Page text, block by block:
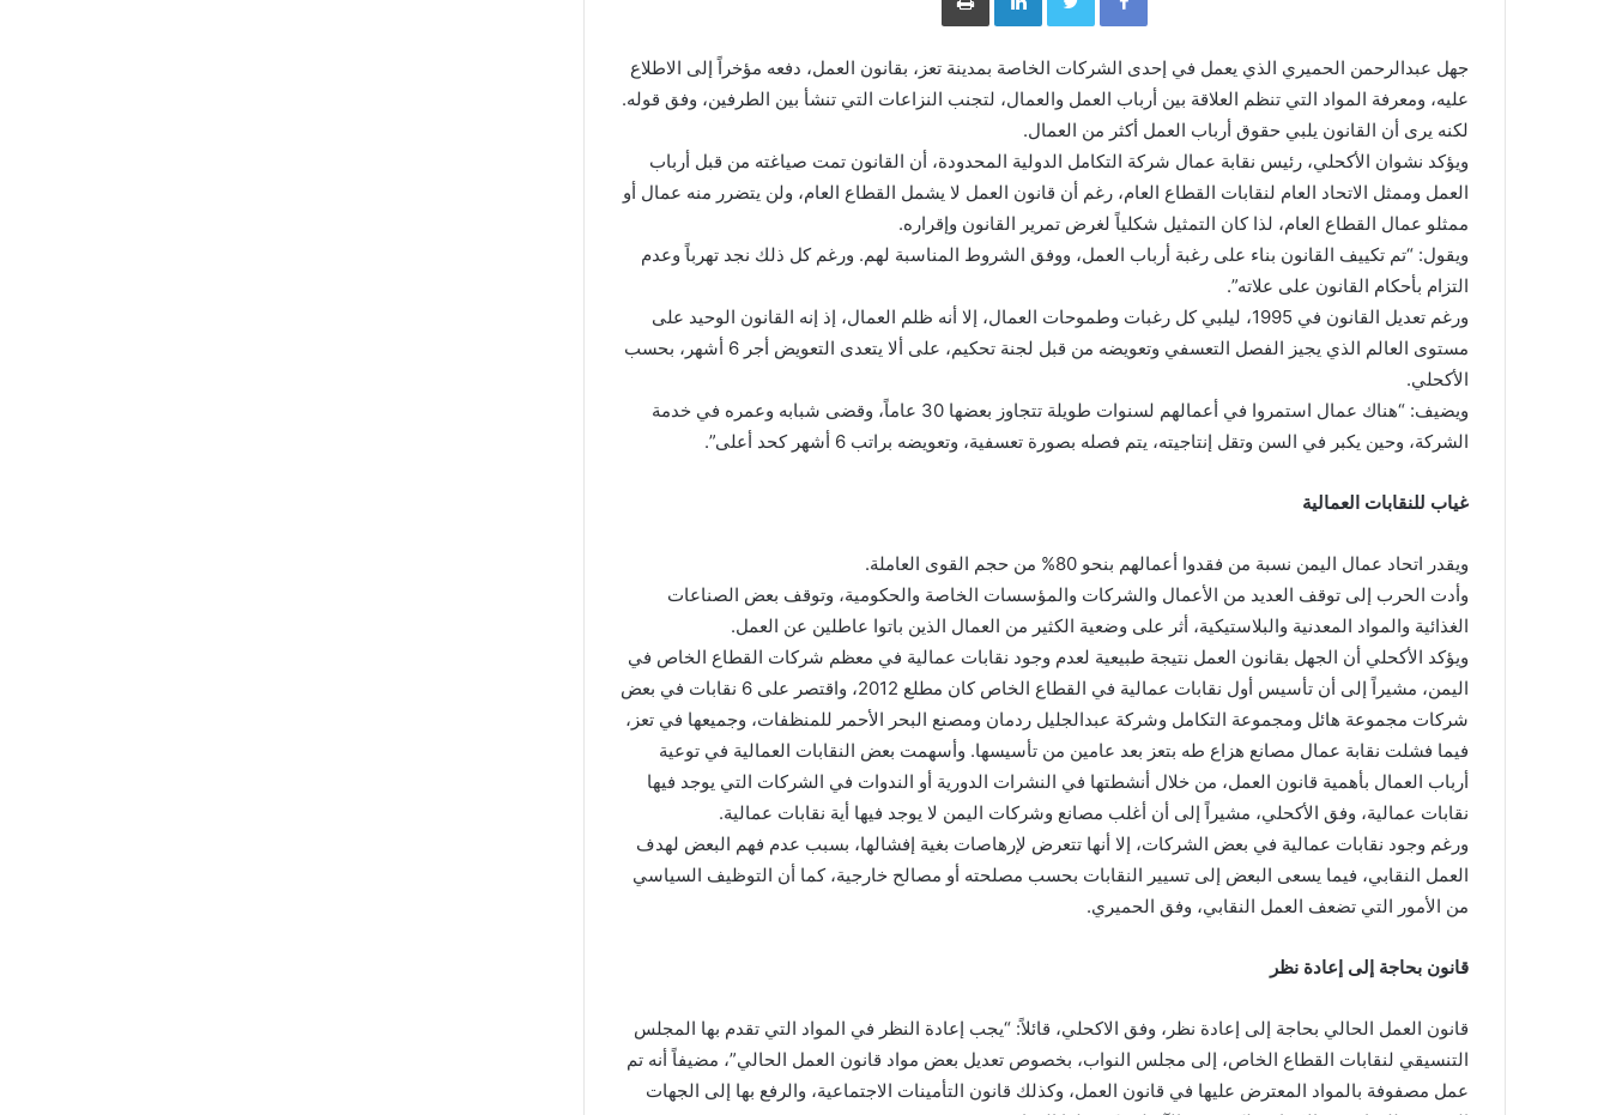
جهل عبدالرحمن الحميري الذي يعمل في إحدى الشركات الخاصة بمدينة تعز، بقانون العمل، دفعه مؤخراً إلى الاطلاع
عليه، ومعرفة المواد التي تنظم العلاقة بين أرباب العمل والعمال، لتجنب النزاعات التي تنشأ بين الطرفين، وفق قوله.
لكنه يرى أن القانون يلبي حقوق أرباب العمل أكثر من العمال.
ويؤكد نشوان الأكحلي، رئيس نقابة عمال شركة التكامل الدولية المحدودة، أن القانون تمت صياغته من قبل أرباب
العمل وممثل الاتحاد العام لنقابات القطاع العام، رغم أن قانون العمل لا يشمل القطاع العام، ولن يتضرر منه عمال أو
ممثلو عمال القطاع العام، لذا كان التمثيل شكلياً لغرض تمرير القانون وإقراره.
ويقول: “تم تكييف القانون بناء على رغبة أرباب العمل، ووفق الشروط المناسبة لهم. ورغم كل ذلك نجد تهرباً وعدم
التزام بأحكام القانون على علاته”.
ورغم تعديل القانون في 1995، ليلبي كل رغبات وطموحات العمال، إلا أنه ظلم العمال، إذ إنه القانون الوحيد على
مستوى العالم الذي يجيز الفصل التعسفي وتعويضه من قبل لجنة تحكيم، على ألا يتعدى التعويض أجر 6 أشهر، بحسب
الأكحلي.
ويضيف: “هناك عمال استمروا في أعمالهم لسنوات طويلة تتجاوز بعضها 30 عاماً، وقضى شبابه وعمره في خدمة
الشركة، وحين يكبر في السن وتقل إنتاجيته، يتم فصله بصورة تعسفية، وتعويضه براتب 6 أشهر كحد أعلى”.
غياب للنقابات العمالية
ويقدر اتحاد عمال اليمن نسبة من فقدوا أعمالهم بنحو 80% من حجم القوى العاملة.
وأدت الحرب إلى توقف العديد من الأعمال والشركات والمؤسسات الخاصة والحكومية، وتوقف بعض الصناعات
الغذائية والمواد المعدنية والبلاستيكية، أثر على وضعية الكثير من العمال الذين باتوا عاطلين عن العمل.
ويؤكد الأكحلي أن الجهل بقانون العمل نتيجة طبيعية لعدم وجود نقابات عمالية في معظم شركات القطاع الخاص في
اليمن، مشيراً إلى أن تأسيس أول نقابات عمالية في القطاع الخاص كان مطلع 2012، واقتصر على 6 نقابات في بعض
شركات مجموعة هائل ومجموعة التكامل وشركة عبدالجليل ردمان ومصنع البحر الأحمر للمنظفات، وجميعها في تعز،
فيما فشلت نقابة عمال مصانع هزاع طه بتعز بعد عامين من تأسيسها. وأسهمت بعض النقابات العمالية في توعية
أرباب العمال بأهمية قانون العمل، من خلال أنشطتها في النشرات الدورية أو الندوات في الشركات التي يوجد فيها
نقابات عمالية، وفق الأكحلي، مشيراً إلى أن أغلب مصانع وشركات اليمن لا يوجد فيها أية نقابات عمالية.
ورغم وجود نقابات عمالية في بعض الشركات، إلا أنها تتعرض لإرهاصات بغية إفشالها، بسبب عدم فهم البعض لهدف
العمل النقابي، فيما يسعى البعض إلى تسيير النقابات بحسب مصلحته أو مصالح خارجية، كما أن التوظيف السياسي
من الأمور التي تضعف العمل النقابي، وفق الحميري.
قانون بحاجة إلى إعادة نظر
قانون العمل الحالي بحاجة إلى إعادة نظر، وفق الاكحلي، قائلاً: “يجب إعادة النظر في المواد التي تقدم بها المجلس
التنسيقي لنقابات القطاع الخاص، إلى مجلس النواب، بخصوص تعديل بعض مواد قانون العمل الحالي”، مضيفاً أنه تم
عمل مصفوفة بالمواد المعترض عليها في قانون العمل، وكذلك قانون التأمينات الاجتماعية، والرفع بها إلى الجهات